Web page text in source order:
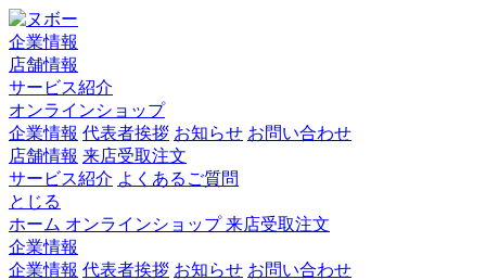
企業情報
店舗情報
サービス紹介
オンラインショップ
企業情報 代表者挨拶 お知らせ お問い合わせ
店舗情報 来店受取注文
サービス紹介 よくあるご質問
とじる
ホーム オンラインショップ来店受取注文
企業情報
企業情報 代表者挨拶 お知らせ お問い合わせ